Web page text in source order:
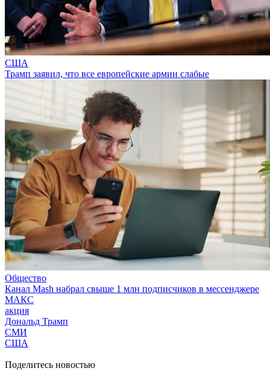
США
Трамп заявил, что все европейские армии слабые
Общество
Канал Mash набрал свыше 1 млн подписчиков в мессенджере
МАКС
акция
Дональд Трамп
СМИ
США
Поделитесь новостью